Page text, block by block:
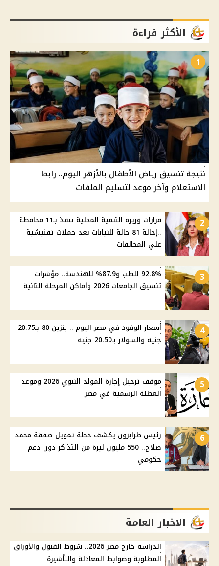
الأكثر قراءة
1
نتيجة تنسيق رياض الأطفال بالأزهر اليوم.. رابط
الاستعلام وآخر موعد لتسليم الملفات
2
قرارات وزيرة التنمية المحلية تنفذ بـ11 محافظة
..إحالة 81 حالة للنيابات بعد حملات تفتيشية
علي المخالفات
3
92.8% للطب و87.9% للهندسة.. مؤشرات
تنسيق الجامعات 2026 وأماكن المرحلة الثانية
4
أسعار الوقود في مصر اليوم .. بنزين 80 بـ20.75
جنيه والسولار بـ20.50 جنيه
5
موقف ترحيل إجازة المولد النبوي 2026 وموعد
العطلة الرسمية في مصر
6
رئيس طرابزون يكشف خطة تمويل صفقة محمد
صلاح.. 550 مليون ليرة من التذاكر دون دعم
حكومي
الاخبار العامة
الدراسة خارج مصر 2026.. شروط القبول والأوراق
المطلوبة وضوابط المعادلة والتأشيرة